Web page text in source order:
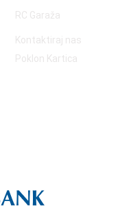
RC Garaža
Kontaktiraj nas
Poklon Kartica